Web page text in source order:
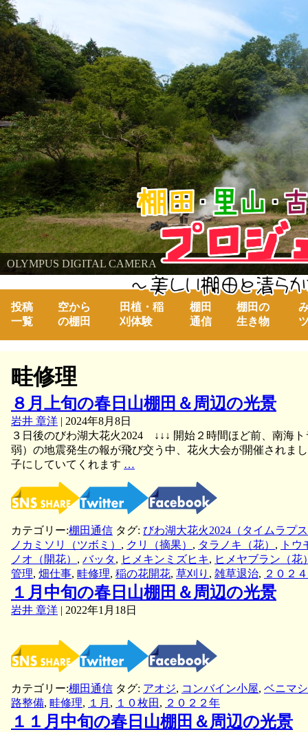
OLYMPUS DIGITAL CAMERA
OLYMPUS DIGITAL CAMERA
～美しい棚田の自然と古代米～
棚田・里山・古代米・鮒プロジェクト
投稿
一覧
空から
の棚田
田植・稲
刈体験
棚田
通信
棚田の
生き物
畦修理
８月上旬の春日山棚田＆周辺の光景
岩井 章洋 | 2024年8月8日
３日後のびわ湖大花火2024 ↓↓↓ 開始２時間ほど前、南海
弱）の地震発生の報が飛び交う中、花火大会が開催されま
子にしていてくれます …
上
旬
春
日
山
棚
田
＆
の
光
カテゴリー:棚田通信 タグ: びわ湖大花火2024（タイムラプ
ノカミソリ（ツボミ） , クリ（摘果） , タラノキ（花） ,
トウ
ノオ（開花） , バッタ, ヒメキンミズヒキ, ヒメヤブラン（花
管理, 畑仕事, 畦修理, 稲の花開花, 草刈り , 雑草退治, ２０２
１月中旬の春日山棚田＆周辺の光景
岩井 章洋 | 2022年1月18日
カテゴリー:棚田通信 タグ: アオジ, コンバイン小屋, ベニマ
路整備, 畦修理, １月 , １０枚田 , ２０２２年
１１月中旬の春日山棚田＆周辺の光景